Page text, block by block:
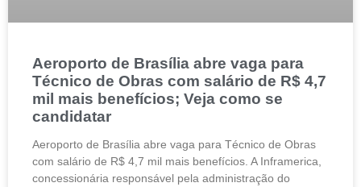
Aeroporto de Brasília abre vaga para
Técnico de Obras com salário de R$ 4,7
mil mais benefícios; Veja como se
candidatar
Aeroporto de Brasília abre vaga para Técnico de Obras
com salário de R$ 4,7 mil mais benefícios. A Inframerica,
concessionária responsável pela administração do